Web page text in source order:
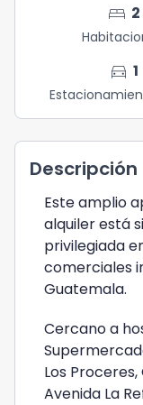
bed 2
directions_car 1
Descripción
Este amplio
alquiler está
privilegiada
comerciales
Guatemala.
Cercano a
Los
Avenida La